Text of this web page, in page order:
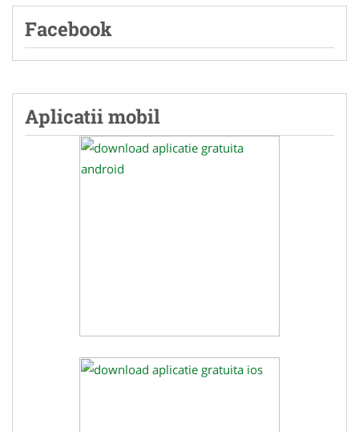
Facebook
Aplicatii mobil